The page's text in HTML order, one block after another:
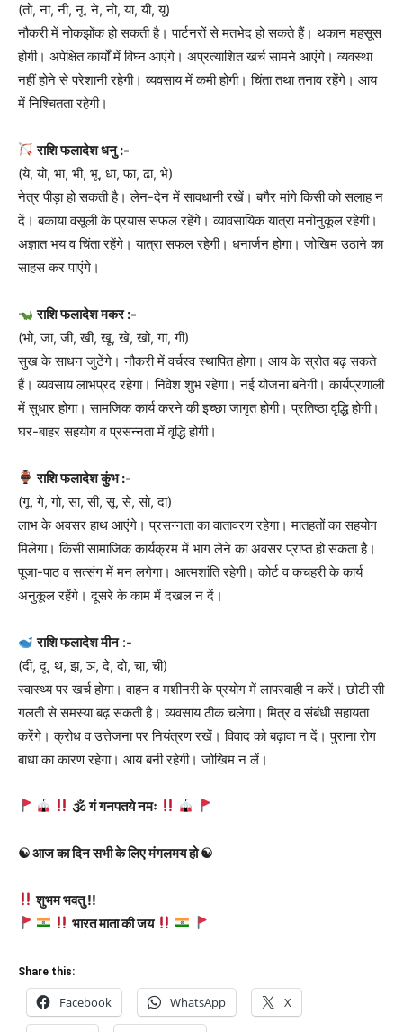
(तो, ना, नी, नू, ने, नो, या, यी, यू)
नौकरी में नोकझोंक हो सकती है। पार्टनरों से मतभेद हो सकते हैं। थकान महसूस
होगी। अपेक्षित कार्यों में विघ्न आएंगे। अप्रत्याशित खर्च सामने आएंगे। व्यवस्था
नहीं होने से परेशानी रहेगी। व्यवसाय में कमी होगी। चिंता तथा तनाव रहेंगे। आय
में निश्चितता रहेगी।
राशि फलादेश धनु :-
(ये, यो, भा, भी, भू, धा, फा, ढा, भे)
नेत्र पीड़ा हो सकती है। लेन-देन में सावधानी रखें। बगैर मांगे किसी को सलाह न
दें। बकाया वसूली के प्रयास सफल रहेंगे। व्यावसायिक यात्रा मनोनुकूल रहेगी।
अज्ञात भय व चिंता रहेंगे। यात्रा सफल रहेगी। धनार्जन होगा। जोखिम उठाने का
साहस कर पाएंगे।
राशि फलादेश मकर :-
(भो, जा, जी, खी, खू, खे, खो, गा, गी)
सुख के साधन जुटेंगे। नौकरी में वर्चस्व स्थापित होगा। आय के स्रोत बढ़ सकते
हैं। व्यवसाय लाभप्रद रहेगा। निवेश शुभ रहेगा। नई योजना बनेगी। कार्यप्रणाली
में सुधार होगा। सामजिक कार्य करने की इच्छा जागृत होगी। प्रतिष्ठा वृद्धि होगी।
घर-बाहर सहयोग व प्रसन्नता में वृद्धि होगी।
राशि फलादेश कुंभ :-
(गू, गे, गो, सा, सी, सू, से, सो, दा)
लाभ के अवसर हाथ आएंगे। प्रसन्नता का वातावरण रहेगा। मातहतों का सहयोग
मिलेगा। किसी सामाजिक कार्यक्रम में भाग लेने का अवसर प्राप्त हो सकता है।
पूजा-पाठ व सत्संग में मन लगेगा। आत्मशांति रहेगी। कोर्ट व कचहरी के कार्य
अनुकूल रहेंगे। दूसरे के काम में दखल न दें।
राशि फलादेश मीन:-
(दी, दू, थ, झ, ञ, दे, दो, चा, ची)
स्वास्थ्य पर खर्च होगा। वाहन व मशीनरी के प्रयोग में लापरवाही न करें। छोटी सी
गलती से समस्या बढ़ सकती है। व्यवसाय ठीक चलेगा। मित्र व संबंधी सहायता
करेंगे। क्रोध व उत्तेजना पर नियंत्रण रखें। विवाद को बढ़ावा न दें। पुराना रोग
बाधा का कारण रहेगा। आय बनी रहेगी। जोखिम न लें।
🕉 गं गनपतये नमः
☯ आज का दिन सभी के लिए मंगलमय हो ☯
शुभम भवतु !!
भारत माता की जय
Share this:
Facebook WhatsApp X